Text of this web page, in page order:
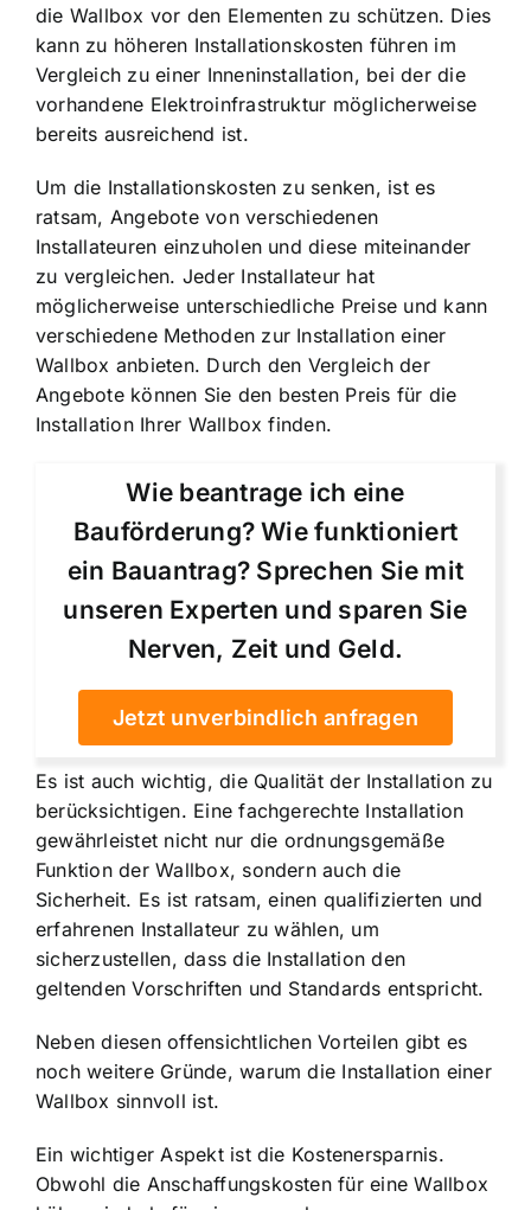
die Wallbox vor den Elementen zu schützen. Dies
kann zu höheren Installationskosten führen im
Vergleich zu einer Inneninstallation, bei der die
vorhandene Elektroinfrastruktur möglicherweise
bereits ausreichend ist.
Um die Installationskosten zu senken, ist es
ratsam, Angebote von verschiedenen
Installateuren einzuholen und diese miteinander
zu vergleichen. Jeder Installateur hat
möglicherweise unterschiedliche Preise und kann
verschiedene Methoden zur Installation einer
Wallbox anbieten. Durch den Vergleich der
Angebote können Sie den besten Preis für die
Installation Ihrer Wallbox finden.
Wie beantrage ich eine
Bauförderung? Wie funktioniert
ein Bauantrag? Sprechen Sie mit
unseren Experten und sparen Sie
Nerven, Zeit und Geld.
Jetzt unverbindlich anfragen
Es ist auch wichtig, die Qualität der Installation zu
berücksichtigen. Eine fachgerechte Installation
gewährleistet nicht nur die ordnungsgemäße
Funktion der Wallbox, sondern auch die
Sicherheit. Es ist ratsam, einen qualifizierten und
erfahrenen Installateur zu wählen, um
sicherzustellen, dass die Installation den
geltenden Vorschriften und Standards entspricht.
Neben diesen offensichtlichen Vorteilen gibt es
noch weitere Gründe, warum die Installation einer
Wallbox sinnvoll ist.
Ein wichtiger Aspekt ist die Kostenersparnis.
Obwohl die Anschaffungskosten für eine Wallbox